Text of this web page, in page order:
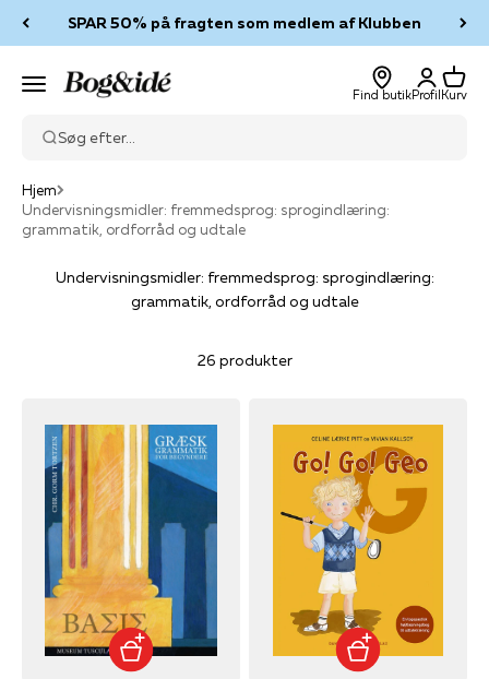
SPAR 50% på fragten som medlem af Klubben
Menu Bog & idé
Find butik
Log ind
Profil
Kurv
Kurv
Søg efter...
Hjem
Undervisningsmidler: fremmedsprog: sprogindlæring:
grammatik, ordforråd og udtale
Undervisningsmidler: fremmedsprog: sprogindlæring:
grammatik, ordforråd og udtale
26 produkter